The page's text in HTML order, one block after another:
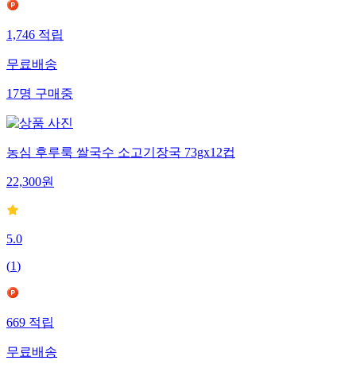
1,746적립
무료배송
17명구매중
농심 후루룩 쌀국수 소고기장국 73gx12컵
22,300원
5.0
(1)
669적립
무료배송